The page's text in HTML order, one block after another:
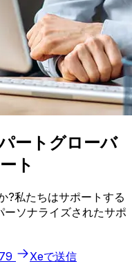
ートグローバ
ト
?私たちはサポートする
ソナライズされたサポ
Xeで送信